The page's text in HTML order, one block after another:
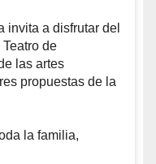
invita a disfrutar del
de
las artes
propuestas de la
la familia,